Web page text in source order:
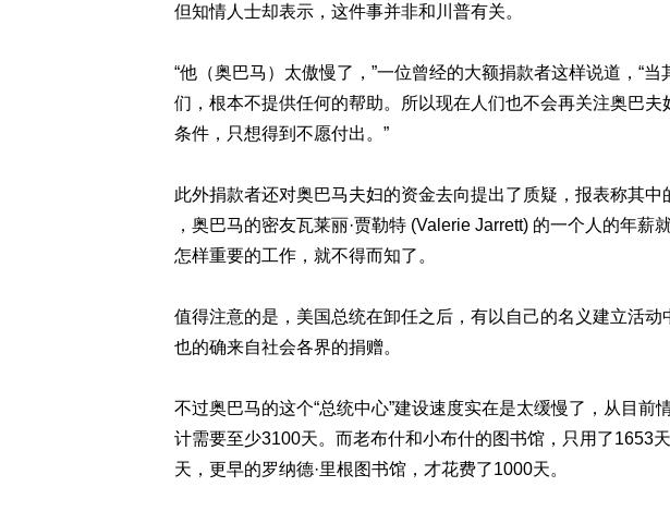
但知情人士却表示，这件事并非和川普有关。
“他（奥巴马）太傲慢了，”一位曾经的大额捐款者这样说道，“
们，根本不提供任何的帮助。所以现在人们也不会再关注奥巴夫
条件，只想得到不愿付出。”
此外捐款者还对奥巴马夫妇的资金去向提出了质疑，报表称其中
，奥巴马的密友瓦莱丽·贾勒特 (Valerie Jarrett) 的一个人的年薪
怎样重要的工作，就不得而知了。
值得注意的是，美国总统在卸任之后，有以自己的名义建立活
也的确来自社会各界的捐赠。
不过奥巴马的这个“总统中心”建设速度实在是太缓慢了，从目前
计需要至少3100天。而老布什和小布什的图书馆，只用了1653
天，更早的罗纳德·里根图书馆，才花费了1000天。